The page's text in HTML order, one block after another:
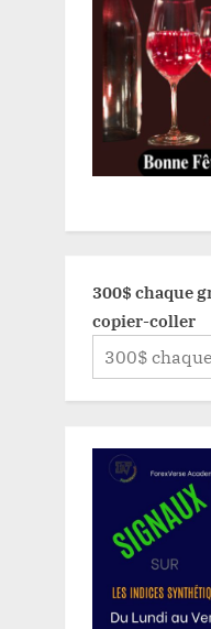
300$ chaque
copier-coller